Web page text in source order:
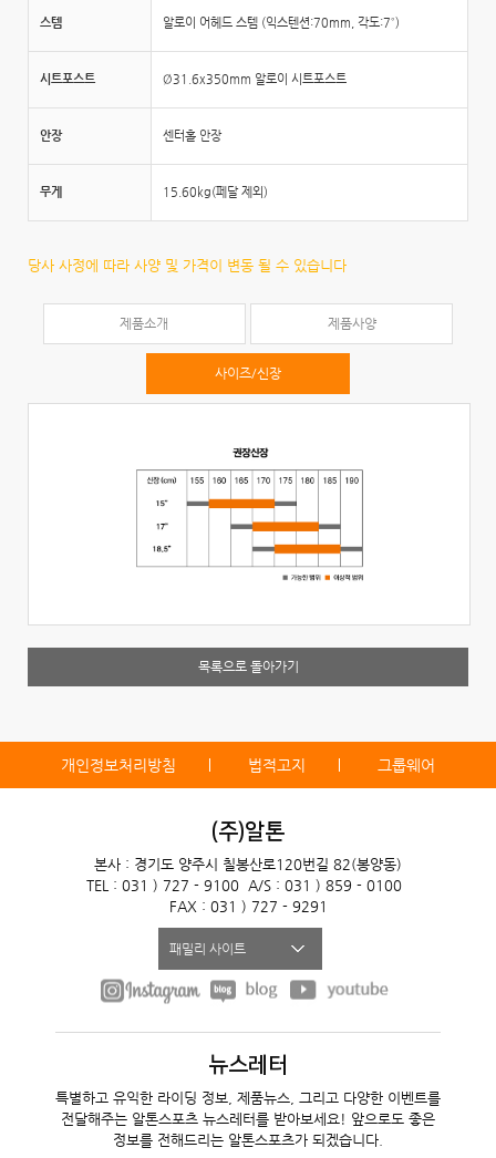
스템 알로이 어헤드 스템 (익스텐션:70mm, 각도:7˚)
시트포스트 Ø31.6x350mm 알로이 시트포스트
안장 센터홀 안장
무게 15.60kg(페달 제외)
당사 사정에 따라 사양 및 가격이 변동 될 수 있습니다
제품소개 제품사양
사이즈/신장
목록으로 돌아가기
개인정보처리방침 법적고지 그룹웨어
(주)알톤
본사 : 경기도 양주시 칠봉산로120번길 82(봉양동)
TEL : 031 ) 727 - 9100
A/S : 031 ) 859 - 0100
FAX : 031 ) 727 - 9291
패밀리 사이트
뉴스레터
특별하고 유익한 라이딩 정보, 제품뉴스, 그리고 다양한 이벤트를
전달해주는 알톤스포츠 뉴스레터를 받아보세요! 앞으로도 좋은
정보를 전해드리는 알톤스포츠가 되겠습니다.